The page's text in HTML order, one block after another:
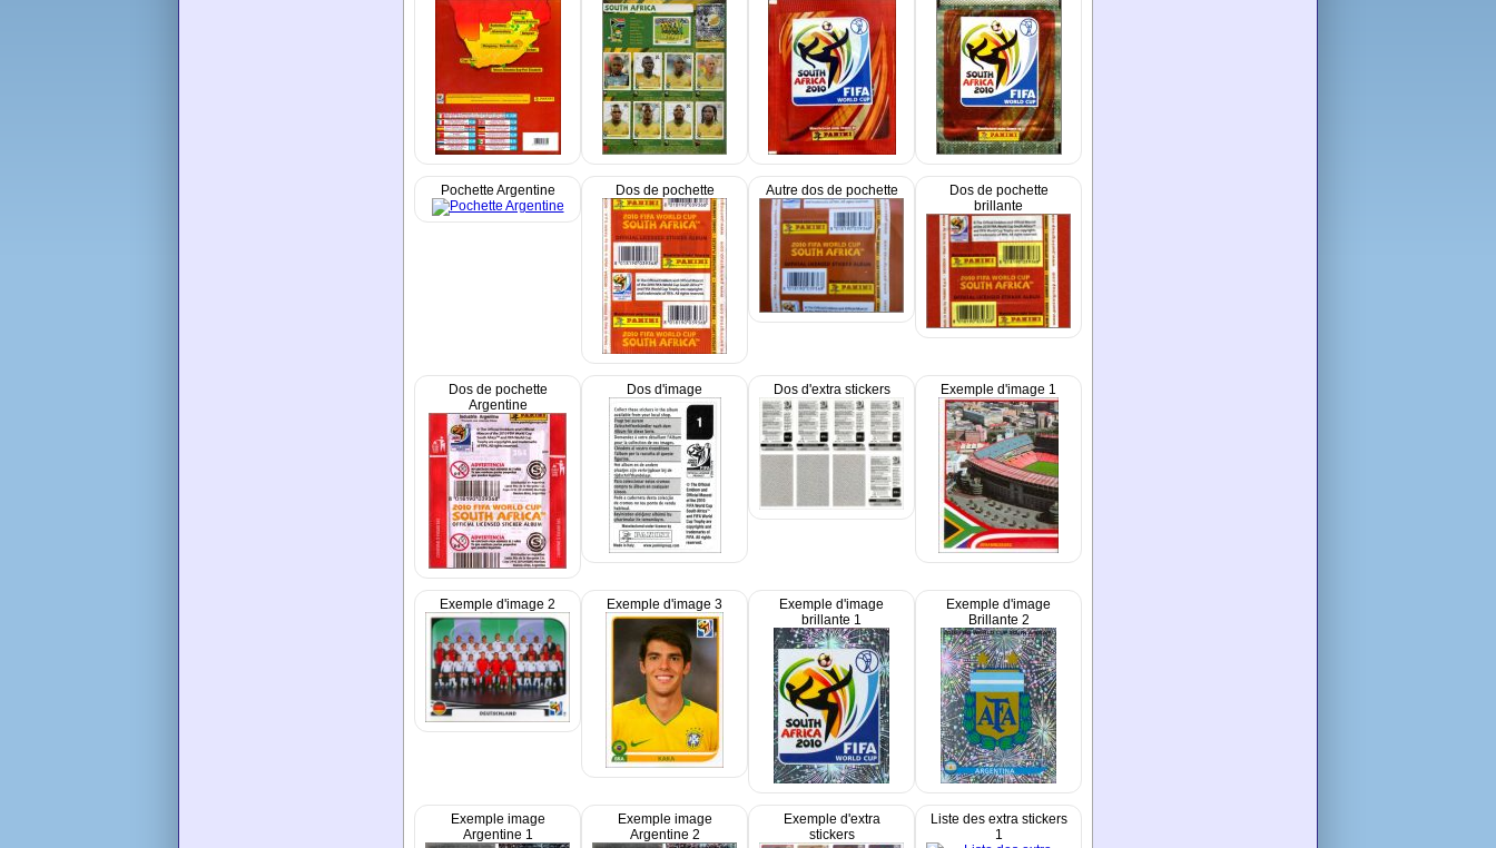
Pochette Argentine Dos de pochette Autre dos de pochette
Dos de pochette
brillante
Dos de pochette
Argentine
Dos d'image Dos d'extra stickers Exemple d'image 1
Exemple d'image 2 Exemple d'image 3
Exemple d'image
brillante 1
Exemple d'image
Brillante 2
Exemple image
Argentine 1
Exemple image
Argentine 2
Exemple d'extra
stickers
Liste des extra stickers
1